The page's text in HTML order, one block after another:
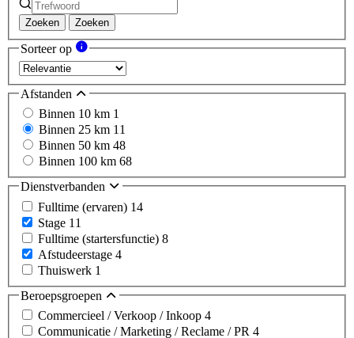
Zoeken Zoeken
Sorteer op
Afstanden
Binnen 10 km 1
Binnen 25 km 11
Binnen 50 km 48
Binnen 100 km 68
Dienstverbanden
Fulltime (ervaren) 14
Stage 11
Fulltime (startersfunctie) 8
Afstudeerstage 4
Thuiswerk 1
Beroepsgroepen
Commercieel / Verkoop / Inkoop 4
Communicatie / Marketing / Reclame / PR 4